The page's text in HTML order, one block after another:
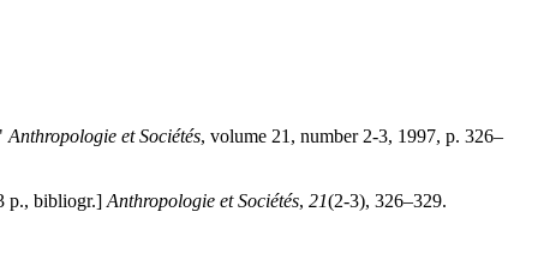
Anthropologie et Sociétés, volume 21, number 2-3, 1997, p. 326–
p., bibliogr.] Anthropologie et Sociétés, 21(2-3), 326–329.